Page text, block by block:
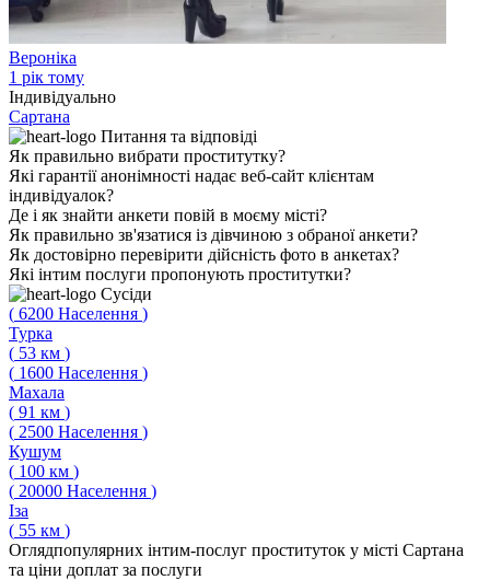
Вероніка
1 рік тому
Індивідуально
Сартана
Питання та відповіді
Як правильно вибрати проститутку?
Які гарантії анонімності надає веб-сайт клієнтам
індивідуалок?
Де і як знайти анкети повій в моєму місті?
Як правильно зв'язатися із дівчиною з обраної анкети?
Як достовірно перевірити дійсність фото в анкетах?
Які інтим послуги пропонують проститутки?
Сусіди
( 6200 Населення )
Турка
( 53 км )
( 1600 Населення )
Махала
( 91 км )
( 2500 Населення )
Кушум
( 100 км )
( 20000 Населення )
Іза
( 55 км )
Оглядпопулярних інтим-послуг проституток у місті Сартана
та ціни доплат за послуги